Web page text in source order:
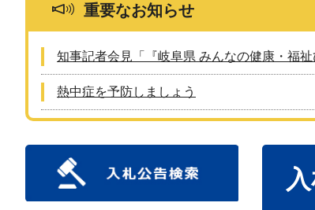
重要なお知らせ
知事記者会見「『岐阜県 みんなの健康・福
熱中症を予防しましょう